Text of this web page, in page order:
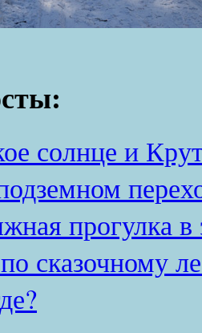
солнце и
прогулка в
сказочному